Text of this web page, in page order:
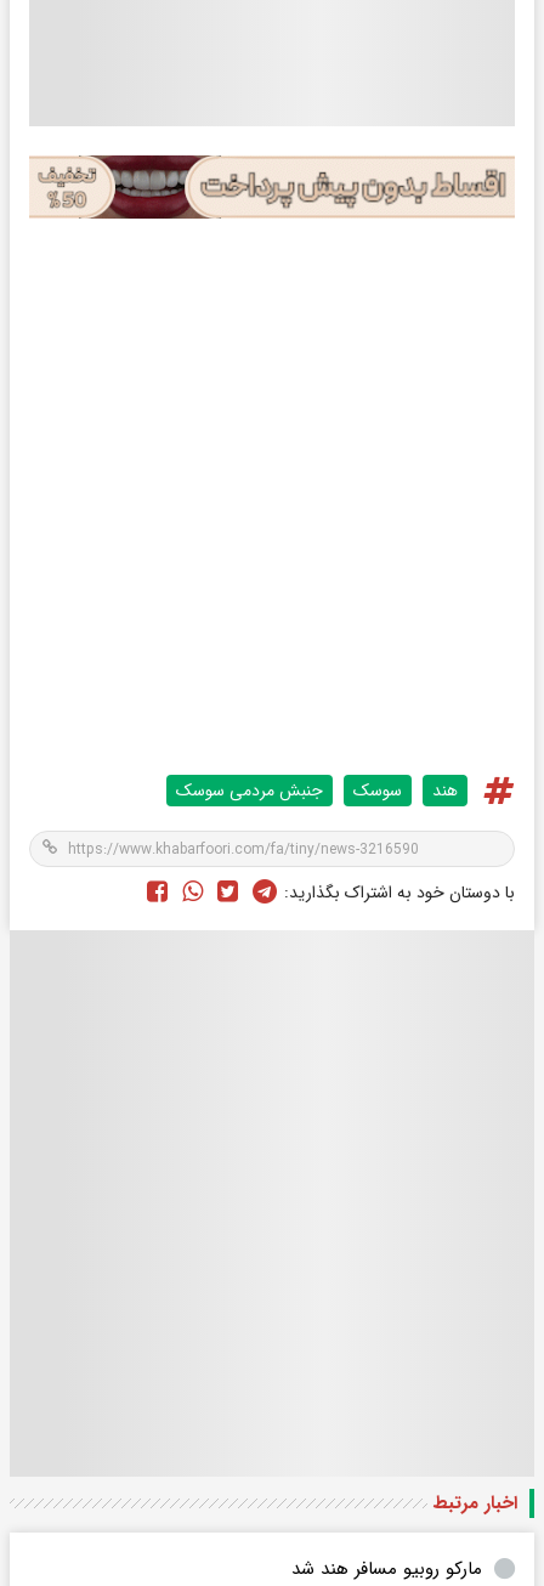
هند سوسک جنبش مردمی سوسک
با دوستان خود به اشتراک بگذارید:
اخبار مرتبط
مارکو روبیو مسافر هند شد